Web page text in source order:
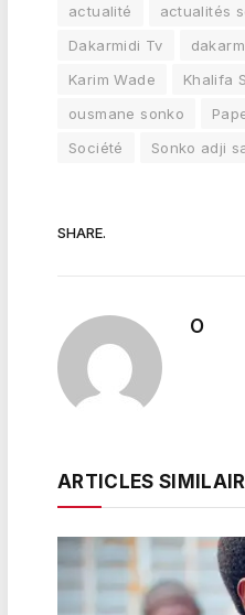
actualité actualités
Dakarmidi Tv
Karim Wade
Khalifa
ousmane sonko
Société
Sonko adji
SHARE.
O
ARTICLES